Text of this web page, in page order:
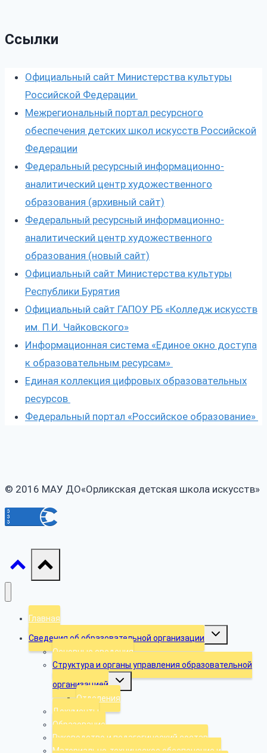
Ссылки
Официальный сайт Министерства культуры
Российской Федерации
Межрегиональный портал ресурсного
обеспечения детских школ искусств Российской
Федерации
Федеральный ресурсный информационно-
аналитический центр художественного
образования (архивный сайт)
Федеральный ресурсный информационно-
аналитический центр художественного
образования (новый сайт)
Официальный сайт Министерства культуры
Республики Бурятия
Официальный сайт ГАПОУ РБ «Колледж искусств
им. П.И. Чайковского»
Информационная система «Единое окно доступа
к образовательным ресурсам»
Единая коллекция цифровых образовательных
ресурсов
Федеральный портал «Российское образование»
© 2016 МАУ ДО«Орликская детская школа искусств»
Главная
Сведения об образовательной организации
Toggle
Основные сведения
Структура и органы управления образовательной
организацией
Toggle
child
menu
Отделения
Документы
Образование
Руководство и педагогический состав
Материально-техническое обеспечение и